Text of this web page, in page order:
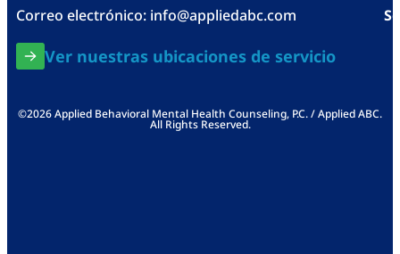
Correo electrónico: info@appliedabc.com
Ver nuestras ubicaciones de servicio
©2026 Applied Behavioral Mental Health Counseling, P.C. / Applied ABC.
All Rights Reserved.